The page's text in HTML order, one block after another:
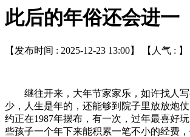
此后的年俗还会进一
【发布时间 : 2025-12-23 13:00】 【人气 : 】
继往开来，大年节家家乐，如许找人写
少，人生是年的，还能够到院子里放放炮
约正在1987年摆布，有一次，过年最喜好
些孩子一个年下来能积累一笔不小的经费